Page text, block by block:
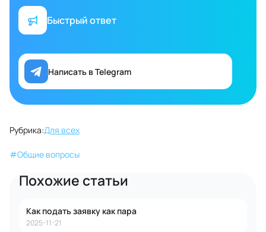
Быстрый ответ
Написать в Telegram
Рубрика:Для всех
#Общие вопросы
Похожие статьи
Как подать заявку как пара
2025-11-21